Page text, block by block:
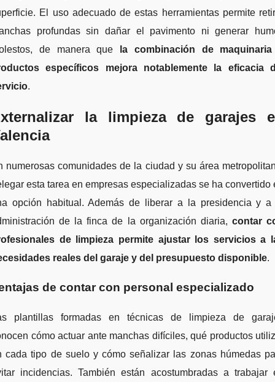
El uso adecuado de estas herramientas permite
profundas sin dañar el pavimento ni generar
de manera que
la combinación de
específicos mejora notablemente la eficacia
.
la limpieza de garajes
numerosas comunidades de la ciudad y su área
esta tarea en empresas especializadas se ha convertido
opción habitual. Además de liberar a la presidencia y a
de la finca de la organización diaria, contar
de limpieza permite ajustar los servicios a
reales del garaje y del presupuesto disponible.
de contar con personal especializado
plantillas formadas en técnicas de limpieza de
cómo actuar ante manchas difíciles, qué productos
cada tipo de suelo y cómo señalizar las zonas húmedas
incidencias. También están acostumbradas a trabajar